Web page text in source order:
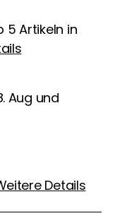
5 Artikeln in
Aug und
Details